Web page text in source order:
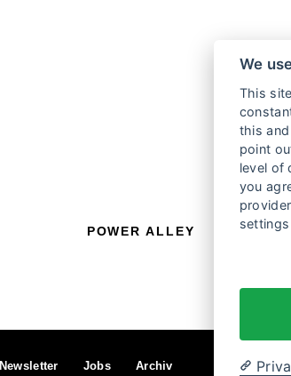
POWER ALLEY
Newsletter Jobs Archiv
We
This
this
point
level of
you